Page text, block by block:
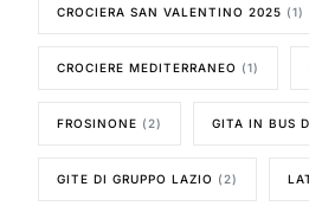
CROCIERA SAN VALENTINO 2025 (1)
CROCIERE MEDITERRANEO (1)
FROSINONE (2) GITA IN BUS
GITE DI GRUPPO LAZIO (2)